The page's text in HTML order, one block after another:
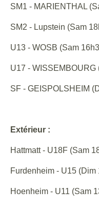
SM1 - MARIENTHAL
SM2 - Lupstein (Sam
U13 - WOSB (Sam
U17 - WISSEMBOURG
SF - GEISPOLSHEIM
Extérieur :
Hattmatt - U18F (Sam
Furdenheim - U15 (Dim
Hoenheim - U11 (Sam